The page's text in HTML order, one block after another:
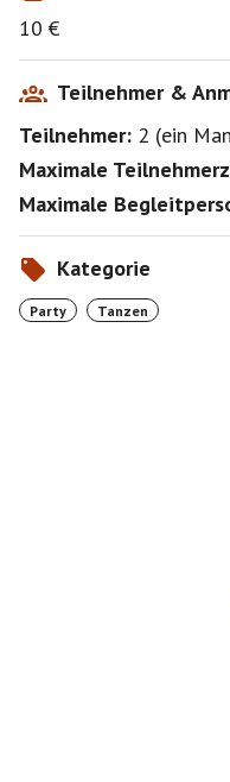
10 €
Teilnehmer &
Teilnehmer: 2 (ein
Maximale
Maximale
Kategorie
Party Tanzen